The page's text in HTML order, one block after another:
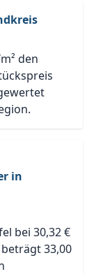
den
in
bei 30,32 €
33,00